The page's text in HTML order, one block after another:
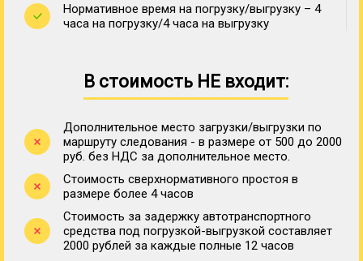
Нормативное время на погрузку/выгрузку – 4
часа на погрузку/4 часа на выгрузку
В стоимость НЕ входит:
Дополнительное место загрузки/выгрузки по
маршруту следования - в размере от 500 до 2000
руб. без НДС за дополнительное место.
Стоимость сверхнормативного простоя в
размере более 4 часов
Стоимость за задержку автотранспортного
средства под погрузкой-выгрузкой составляет
2000 рублей за каждые полные 12 часов